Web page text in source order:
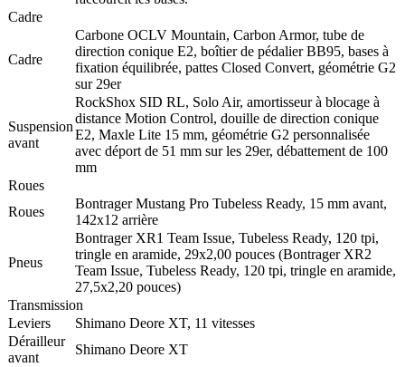
Cadre
Cadre
Carbone OCLV Mountain, Carbon Armor, tube de
direction conique E2, boîtier de pédalier BB95, bases à
fixation équilibrée, pattes Closed Convert, géométrie G2
sur 29er
Suspension
avant
RockShox SID RL, Solo Air, amortisseur à blocage à
distance Motion Control, douille de direction conique
E2, Maxle Lite 15 mm, géométrie G2 personnalisée
avec déport de 51 mm sur les 29er, débattement de 100
mm
Roues
Roues
Bontrager Mustang Pro Tubeless Ready, 15 mm avant,
142x12 arrière
Pneus
Bontrager XR1 Team Issue, Tubeless Ready, 120 tpi,
tringle en aramide, 29x2,00 pouces (Bontrager XR2
Team Issue, Tubeless Ready, 120 tpi, tringle en aramide,
27,5x2,20 pouces)
Transmission
Leviers
Shimano Deore XT, 11 vitesses
Dérailleur
avant
Shimano Deore XT